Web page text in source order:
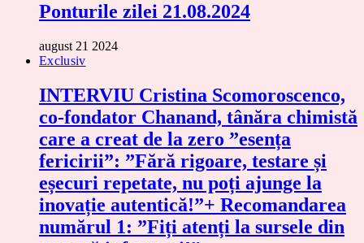
Ponturile zilei 21.08.2024
august 21 2024
Exclusiv
INTERVIU Cristina Scomoroscenco,
co-fondator Chanand, tânăra chimistă
care a creat de la zero ”esența
fericirii”: ”Fără rigoare, testare și
eșecuri repetate, nu poți ajunge la
inovație autentică!”+ Recomandarea
numărul 1: ”Fiți atenți la sursele din